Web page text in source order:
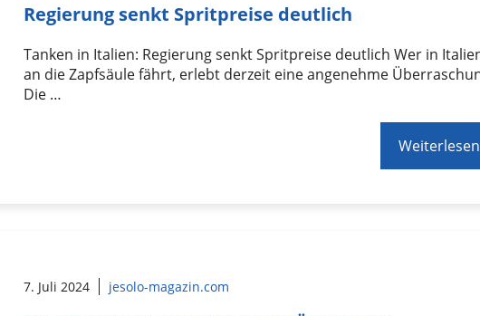
Regierung senkt Spritpreise deutlich
Tanken in Italien: Regierung senkt Spritpreise deutlich Wer in
an die Zapfsäule fährt, erlebt derzeit eine angenehme
Die …
Weiterlesen
7. Juli 2024 jesolo-magazin.com